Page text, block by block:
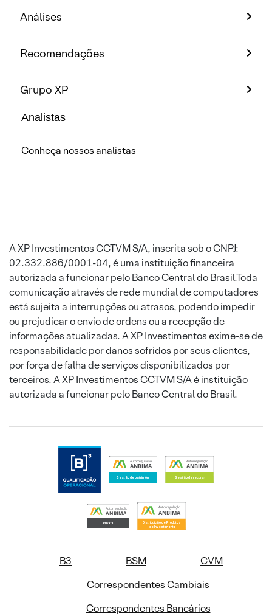
Análises
Recomendações
Grupo XP
Analistas
Conheça nossos analistas
A XP Investimentos CCTVM S/A, inscrita sob o CNPJ:
02.332.886/0001-04, é uma instituição financeira
autorizada a funcionar pelo Banco Central do Brasil.Toda
comunicação através de rede mundial de computadores
está sujeita a interrupções ou atrasos, podendo impedir
ou prejudicar o envio de ordens ou a recepção de
informações atualizadas. A XP Investimentos exime-se de
responsabilidade por danos sofridos por seus clientes,
por força de falha de serviços disponibilizados por
terceiros. A XP Investimentos CCTVM S/A é instituição
autorizada a funcionar pelo Banco Central do Brasil.
B3 BSM
CVM
Correspondentes Cambiais
Correspondentes Bancários